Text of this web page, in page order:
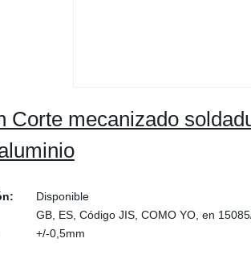
Corte mecanizado
Disponible
GB, ES, Código JIS, COMO YO, en
+/-0,5mm